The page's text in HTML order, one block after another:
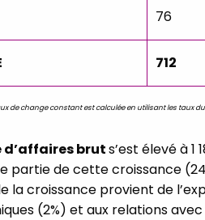
76
712
de change constant est calculée en utilisant les taux du
d’affaires bruts’est élevé à
partie de cette croissance
la croissance provient de
(2%) et aux relations